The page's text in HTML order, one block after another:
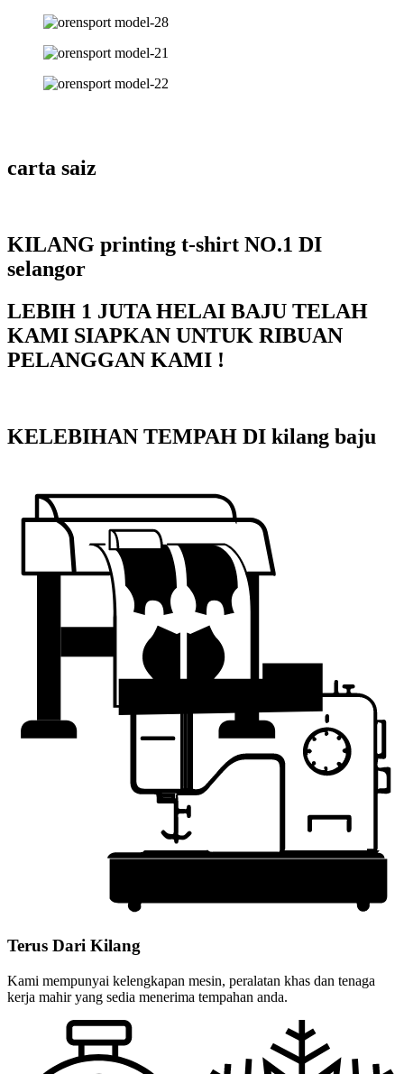
carta saiz
KILANG printing t-shirt NO.1 DI
selangor
LEBIH 1 JUTA HELAI BAJU TELAH
KAMI SIAPKAN UNTUK RIBUAN
PELANGGAN KAMI !
KELEBIHAN TEMPAH DI kilang baju
Terus Dari Kilang
Kami mempunyai kelengkapan mesin, peralatan khas dan tenaga
kerja mahir yang sedia menerima tempahan anda.